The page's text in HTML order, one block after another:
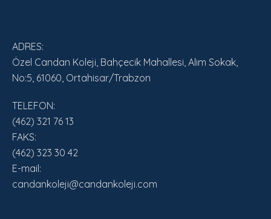
ADRES:
Özel Candan Koleji, Bahçecik Mahallesi, Alim Sokak,
No:5, 61060, Ortahisar/Trabzon
TELEFON:
(462) 321 76 13
FAKS:
(462) 323 30 42
E-mail:
candankoleji@candankoleji.com